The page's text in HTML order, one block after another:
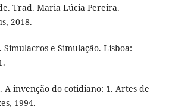
Trad. Maria Lúcia Pereira.
2018.
Simulacros e Simulação. Lisboa:
A invenção do cotidiano: 1. Artes de
1994.